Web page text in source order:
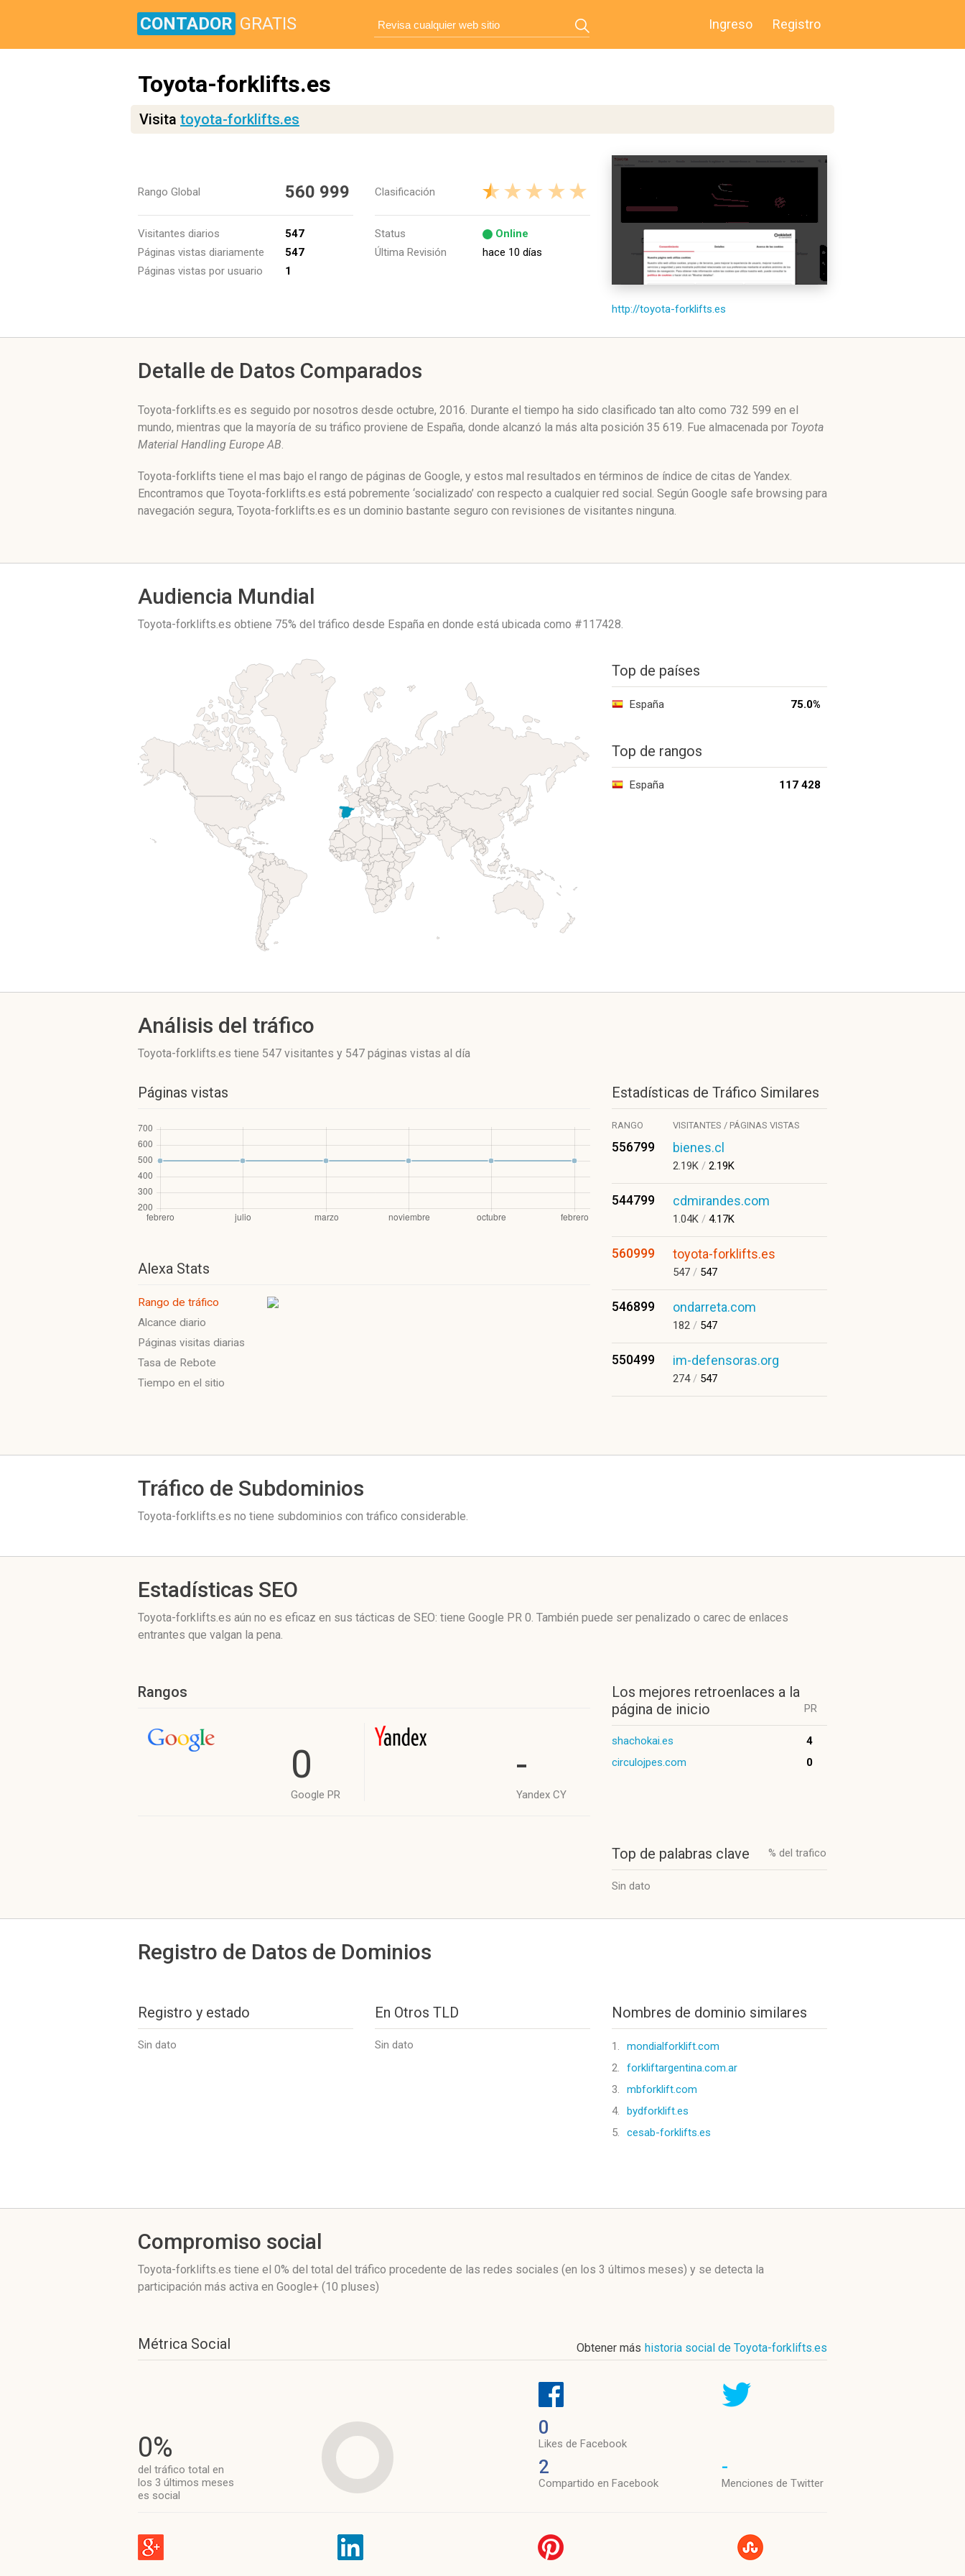
CONTADOR GRATIS Ingreso Registro
Toyota-forklifts.es
Visita toyota-forklifts.es
Rango Global 560 999
Visitantes diarios
547
Páginas vistas diariamente
547
Páginas vistas por usuario
1
Clasificación
Status
Online
Última Revisión
hace 10 días
http://toyota-forklifts.es
Detalle de Datos Comparados
Toyota-forklifts.es es seguido por nosotros desde octubre, 2016. Durante el tiempo ha sido clasificado tan alto como 732 599 en el
mundo, mientras que la mayoría de su tráfico proviene de España, donde alcanzó la más alta posición 35 619. Fue almacenada por Toyota
Material Handling Europe AB.
Toyota-forklifts tiene el mas bajo el rango de páginas de Google, y estos mal resultados en términos de índice de citas de Yandex.
Encontramos que Toyota-forklifts.es está pobremente ‘socializado’ con respecto a cualquier red social. Según Google safe browsing para
navegación segura, Toyota-forklifts.es es un dominio bastante seguro con revisiones de visitantes ninguna.
Audiencia Mundial
Toyota-forklifts.es obtiene 75% del tráfico desde España en donde está ubicada como #117428.
Top de países
España 75.0%
Top de rangos
España 117 428
Análisis del tráfico
Toyota-forklifts.es tiene 547 visitantes y 547 páginas vistas al día
Páginas vistas
Alexa Stats
Rango de tráfico
Alcance diario
Páginas visitas diarias
Tasa de Rebote
Tiempo en el sitio
Estadísticas de Tráfico Similares
RANGO VISITANTES / PÁGINAS VISTAS
556799 bienes.cl
2.19K / 2.19K
544799 cdmirandes.com
1.04K / 4.17K
560999 toyota-forklifts.es
547 / 547
546899 ondarreta.com
182 / 547
550499 im-defensoras.org
274/ 547
Tráfico de Subdominios
Toyota-forklifts.es no tiene subdominios con tráfico considerable.
Estadísticas SEO
Toyota-forklifts.es aún no es eficaz en sus tácticas de SEO: tiene Google PR 0. También puede ser penalizado o carec de enlaces
entrantes que valgan la pena.
Rangos
0
Google PR
-
Yandex CY
Los mejores retroenlaces a la
página de inicio
PR
shachokai.es
4
circulojpes.com
0
Top de palabras clave % del trafico
Sin dato
Registro de Datos de Dominios
Registro y estado
Sin dato
En Otros TLD
Sin dato
Nombres de dominio similares
1.
mondialforklift.com
2.
forkliftargentina.com.ar
3.
mbforklift.com
4.
bydforklift.es
5.
cesab-forklifts.es
Compromiso social
Toyota-forklifts.es tiene el 0% del total del tráfico procedente de las redes sociales (en los 3 últimos meses) y se detecta la
participación más activa en Google+ (10 pluses)
Métrica Social Obtener más historia social de Toyota-forklifts.es
0%
del tráfico total en
los 3 últimos meses
es social
0
Likes de Facebook
2
Compartido en Facebook
-
Menciones de Twitter